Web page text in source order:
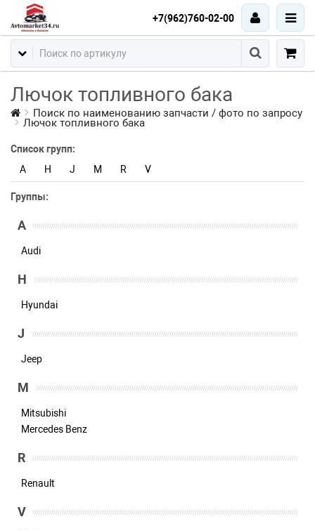
+7(962)760-02-00
Лючок топливного бака
Поиск по наименованию запчасти / фото по запросу
Лючок топливного бака
Список групп:
A
H J M R V
Группы:
A
Audi
H
Hyundai
J
Jeep
M
Mitsubishi
Mercedes Benz
R
Renault
V